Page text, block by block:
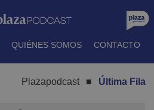
QUIÉNES SOMOS CONTACTO
Plazapodcast Última Fila